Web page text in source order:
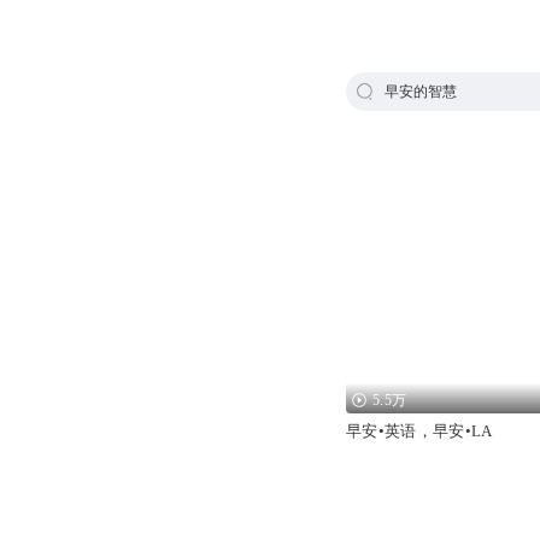
早安的智慧
5.5万
早安•英语，早安•LA